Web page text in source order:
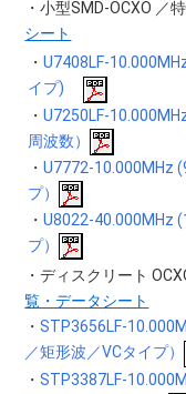
・小型SMD-OCXO ／
シート
・U7408LF-
イプ)
・U7250LF-
周波数）
・U7772-10.000MHz
プ）
・U8022-40.000MHz
プ）
・ディスクリート
覧・データシート
・STP3656LF-
／矩形波／VCタイプ）
・STP3387LF-